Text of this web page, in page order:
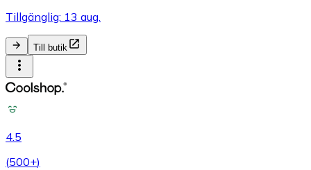
Tillgänglig: 13 aug.
Till butik
4.5
(500+)